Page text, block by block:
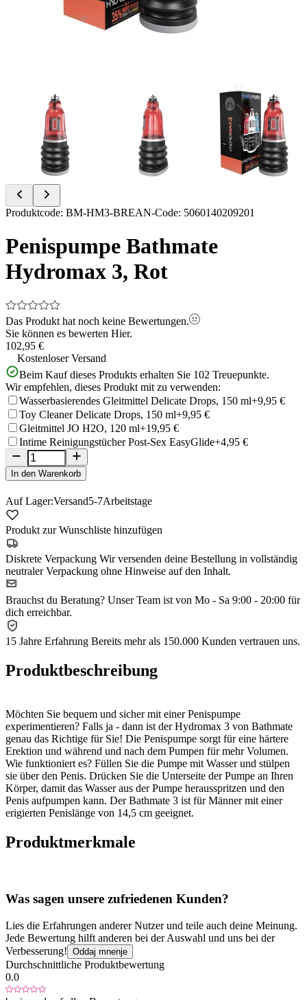
Item
of
Produktcode: BM-HM3-BREAN-Code: 5060140209201
Penispumpe Bathmate
Hydromax 3, Rot
Das Produkt hat noch keine Bewertungen.
Sie können es bewerten Hier.
102,95 €
Kostenloser Versand
Beim Kauf dieses Produkts erhalten Sie 102 Treuepunkte.
Wir empfehlen, dieses Produkt mit zu verwenden:
Wasserbasierendes Gleitmittel Delicate Drops, 150 ml+9,95 €
Toy Cleaner Delicate Drops, 150 ml+9,95 €
Gleitmittel JO H2O, 120 ml+19,95 €
Intime Reinigungstücher Post-Sex EasyGlide+4,95 €
In den Warenkorb
Auf Lager:Versand5-7Arbeitstage
Produkt zur Wunschliste hinzufügen
Diskrete Verpackung Wir versenden deine Bestellung in vollständig
neutraler Verpackung ohne Hinweise auf den Inhalt.
Brauchst du Beratung? Unser Team ist von Mo - Sa 9:00 - 20:00 für
dich erreichbar.
15 Jahre Erfahrung Bereits mehr als 150.000 Kunden vertrauen uns.
Produktbeschreibung
Möchten Sie bequem und sicher mit einer Penispumpe
experimentieren? Falls ja - dann ist der Hydromax 3 von Bathmate
genau das Richtige für Sie! Die Penispumpe sorgt für eine härtere
Erektion und während und nach dem Pumpen für mehr Volumen.
Wie funktioniert es? Füllen Sie die Pumpe mit Wasser und stülpen
sie über den Penis. Drücken Sie die Unterseite der Pumpe an Ihren
Körper, damit das Wasser aus der Pumpe herausspritzen und den
Penis aufpumpen kann. Der Bathmate 3 ist für Männer mit einer
erigierten Penislänge von 14,5 cm geeignet.
Produktmerkmale
Was sagen unsere zufriedenen Kunden?
Lies die Erfahrungen anderer Nutzer und teile auch deine Meinung.
Jede Bewertung hilft anderen bei der Auswahl und uns bei der
Verbesserung! Oddaj mnenje
Durchschnittliche Produktbewertung
0.0